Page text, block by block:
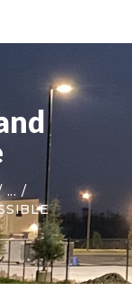
...